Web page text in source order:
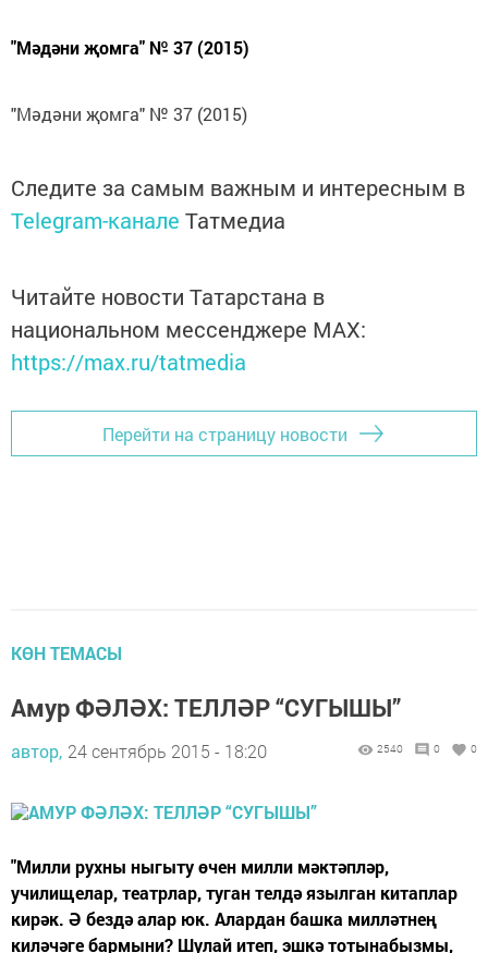
"Мәдәни җомга" № 37 (2015)
"Мәдәни җомга" № 37 (2015)
Следите за самым важным и интересным в
Telegram-канале Татмедиа
Читайте новости Татарстана в
национальном мессенджере MАХ:
https://max.ru/tatmedia
Перейти на страницу новости
КӨН ТЕМАСЫ
Амур ФӘЛӘХ: ТЕЛЛӘР “СУГЫШЫ”
автор, 24 сентябрь 2015 - 18:20 2540 0 0
"Милли рухны ныгыту өчен милли мәктәпләр,
училищелар, театрлар, туган телдә язылган китаплар
кирәк. Ә бездә алар юк. Алардан башка милләтнең
киләчәге бармыни? Шулай итеп, эшкә тотынабызмы,